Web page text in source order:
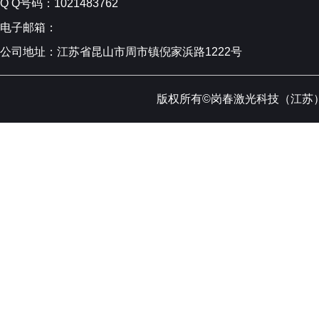
Q Q号码：1021483762
电子邮箱：
公司地址：江苏省昆山市周市镇倪家浜路1222号
版权所有©岗春激光科技（江